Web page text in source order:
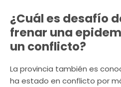
¿Cuál es desafío
frenar una
un conflicto?
La provincia también es
ha estado en conflicto por